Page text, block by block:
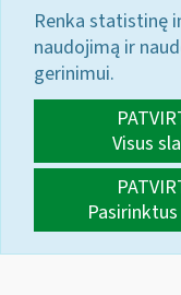
Renka statistinę
naudojimą ir
gerinimui.
Visus